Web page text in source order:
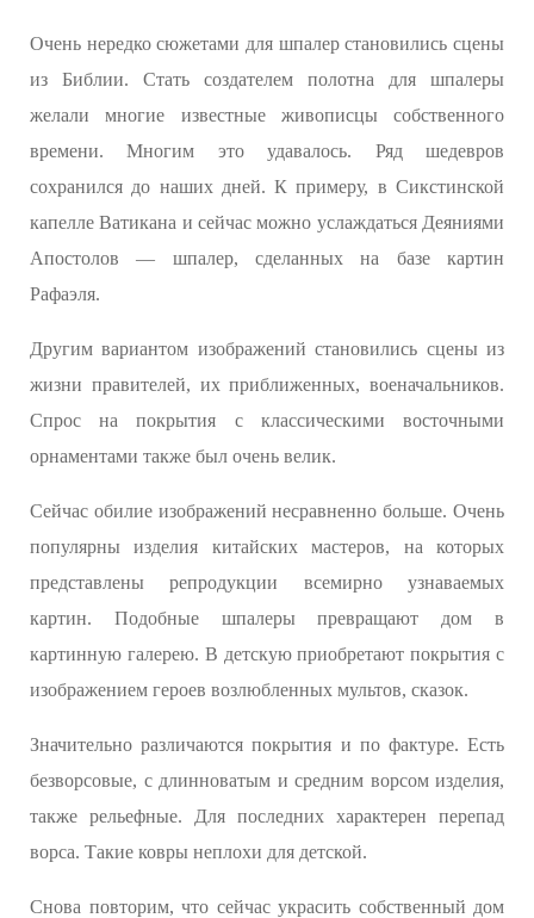
Очень нередко сюжетами для шпалер становились сцены
из Библии. Стать создателем полотна для шпалеры
желали многие известные живописцы собственного
времени. Многим это удавалось. Ряд шедевров
сохранился до наших дней. К примеру, в Сикстинской
капелле Ватикана и сейчас можно услаждаться Деяниями
Апостолов — шпалер, сделанных на базе картин
Рафаэля.
Другим вариантом изображений становились сцены из
жизни правителей, их приближенных, военачальников.
Спрос на покрытия с классическими восточными
орнаментами также был очень велик.
Сейчас обилие изображений несравненно больше. Очень
популярны изделия китайских мастеров, на которых
представлены репродукции всемирно узнаваемых
картин. Подобные шпалеры превращают дом в
картинную галерею. В детскую приобретают покрытия с
изображением героев возлюбленных мультов, сказок.
Значительно различаются покрытия и по фактуре. Есть
безворсовые, с длинноватым и средним ворсом изделия,
также рельефные. Для последних характерен перепад
ворса. Такие ковры неплохи для детской.
Снова повторим, что сейчас украсить собственный дом